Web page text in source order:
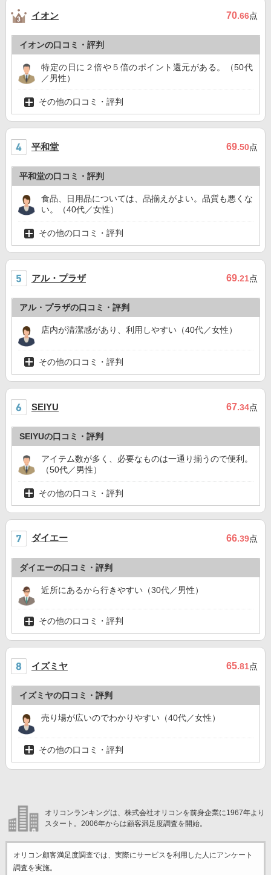
イオン 70.66点
イオンの口コミ・評判
特定の日に２倍や５倍のポイント還元がある。（50代
／男性）
その他の口コミ・評判
平和堂 69.50点
平和堂の口コミ・評判
食品、日用品については、品揃えがよい。品質も悪くな
い。（40代／女性）
その他の口コミ・評判
アル・プラザ 69.21点
アル・プラザの口コミ・評判
店内が清潔感があり、利用しやすい（40代／女性）
その他の口コミ・評判
SEIYU 67.34点
SEIYUの口コミ・評判
アイテム数が多く、必要なものは一通り揃うので便利。
（50代／男性）
その他の口コミ・評判
ダイエー 66.39点
ダイエーの口コミ・評判
近所にあるから行きやすい（30代／男性）
その他の口コミ・評判
イズミヤ 65.81点
イズミヤの口コミ・評判
売り場が広いのでわかりやすい（40代／女性）
その他の口コミ・評判
オリコンランキングは、株式会社オリコンを前身企業に1967年より
スタート。2006年からは顧客満足度調査を開始。
オリコン顧客満足度調査では、実際にサービスを利用した 人にアンケート
調査を実施。